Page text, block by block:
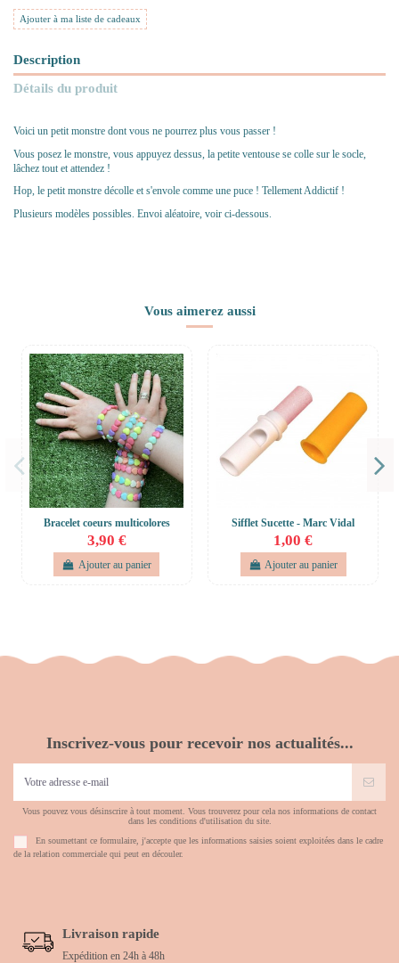
Ajouter à ma liste de cadeaux
Description
Détails du produit
Voici un petit monstre dont vous ne pourrez plus vous passer !
Vous posez le monstre, vous appuyez dessus, la petite ventouse se colle sur le socle,
lâchez tout et attendez !
Hop, le petit monstre décolle et s'envole comme une puce ! Tellement Addictif !
Plusieurs modèles possibles. Envoi aléatoire, voir ci-dessous.
Vous aimerez aussi
Bracelet coeurs multicolores
3,90 €
Ajouter au panier
Sifflet Sucette - Marc Vidal
1,00 €
Ajouter au panier
Inscrivez-vous pour recevoir nos actualités...
Vous pouvez vous désinscrire à tout moment. Vous trouverez pour cela nos informations de contact
dans les conditions d'utilisation du site.
En soumettant ce formulaire, j'accepte que les informations saisies soient exploitées dans le cadre
de la relation commerciale qui peut en découler.
Livraison rapide
Expédition en 24h à 48h